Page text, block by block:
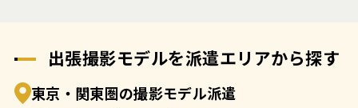
出張撮影モデルを派遣エリアから探す
東京・関東圏の撮影モデル派遣